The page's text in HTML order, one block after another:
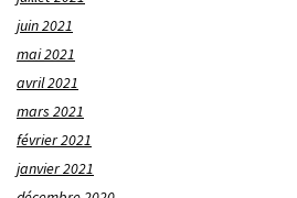
juin 2021
mai 2021
avril 2021
mars 2021
février 2021
janvier 2021